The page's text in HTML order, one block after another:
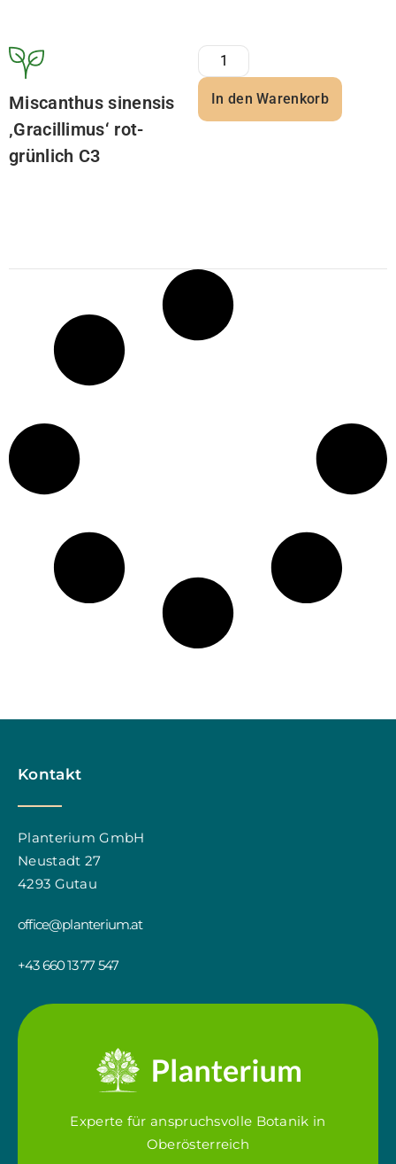
Miscanthus sinensis
‚Gracillimus‘ rot-
grünlich C3
In den Warenkorb
Kontakt
Planterium GmbH
Neustadt 27
4293 Gutau
office@planterium.at
+43 660 13 77 547
Experte für anspruchsvolle Botanik in
Oberösterreich